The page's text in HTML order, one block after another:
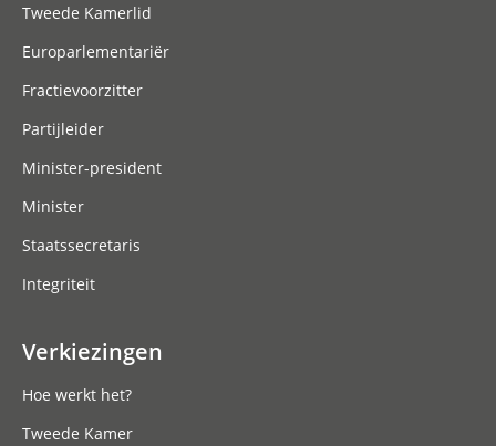
Tweede Kamerlid
Europarlementariër
Fractievoorzitter
Partijleider
Minister-president
Minister
Staatssecretaris
Integriteit
Verkiezingen
Hoe werkt het?
Tweede Kamer